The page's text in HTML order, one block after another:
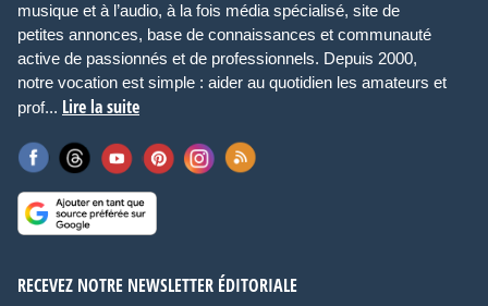
musique et à l’audio, à la fois média spécialisé, site de
petites annonces, base de connaissances et communauté
active de passionnés et de professionnels. Depuis 2000,
notre vocation est simple : aider au quotidien les amateurs et
prof... Lire la suite
RECEVEZ NOTRE NEWSLETTER ÉDITORIALE